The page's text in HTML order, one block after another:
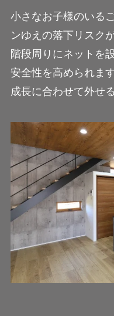
小さなお子様のいる
ンゆえの落下リスク
階段周りにネットを
安全性を高められます
成長に合わせて外せ